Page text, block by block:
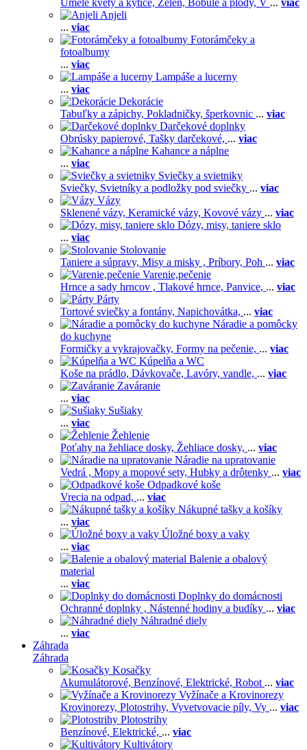
Umelé kvety a kytice, Zeleň, Bobule a plody, V ... viac
Anjeli
... viac
Fotorámčeky a
fotoalbumy
... viac
Lampáše a lucerny
... viac
Dekorácie
Tabuľky a zápichy, Pokladničky, šperkovnic ... viac
Darčekové doplnky
Obrúsky papierové, Tašky darčekové, ... viac
Kahance a náplne
... viac
Sviečky a svietniky
Sviečky, Svietníky a podložky pod sviečky ... viac
Vázy
Sklenené vázy, Keramické vázy, Kovové vázy ... viac
Dózy, misy, taniere sklo
... viac
Stolovanie
Taniere a súpravy, Misy a misky , Príbory, Poh ... viac
Varenie,pečenie
Hrnce a sady hrncov , Tlakové hrnce, Panvice, ... viac
Párty
Tortové sviečky a fontány, Napichovátka, ... viac
Náradie a pomôcky
do kuchyne
Formičky a vykrajovačky, Formy na pečenie, ... viac
Kúpelňa a WC
Koše na prádlo, Dávkovače, Lavóry, vandle, ... viac
Zaváranie
... viac
Sušiaky
... viac
Žehlenie
Poťahy na žehliace dosky, Žehliace dosky, ... viac
Náradie na upratovanie
Vedrá , Mopy a mopové sety, Hubky a drôtenky ... viac
Odpadkové koše
Vrecia na odpad, ... viac
Nákupné tašky a košíky
... viac
Úložné boxy a vaky
... viac
Balenie a obalový
material
... viac
Doplnky do domácnosti
Ochranné doplnky , Nástenné hodiny a budíky ... viac
Náhradné diely
... viac
Záhrada
Záhrada
Kosačky
Akumulátorové, Benzínové, Elektrické, Robot ... viac
Vyžínače a Krovinorezy
Krovinorezy, Plotostrihy, Vyvetvovacie píly, Vy ... viac
Plotostrihy
Benzínové, Elektrické, ... viac
Kultivátory